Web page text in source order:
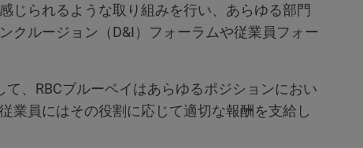
じられるような取り組みを行い、あらゆる部門
クルージョン（D&I）フォーラムや従業員フォー
、RBCブルーベイはあらゆるポジションにおい
業員にはその役割に応じて適切な報酬を支給し